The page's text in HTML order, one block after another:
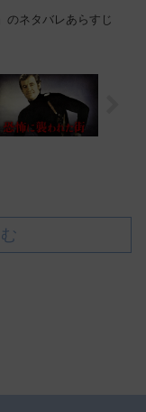
のネタバレあらすじ